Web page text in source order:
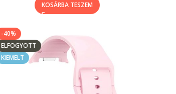
KOSÁRBA TESZEM
-40%
ELFOGYOTT
KIEMELT